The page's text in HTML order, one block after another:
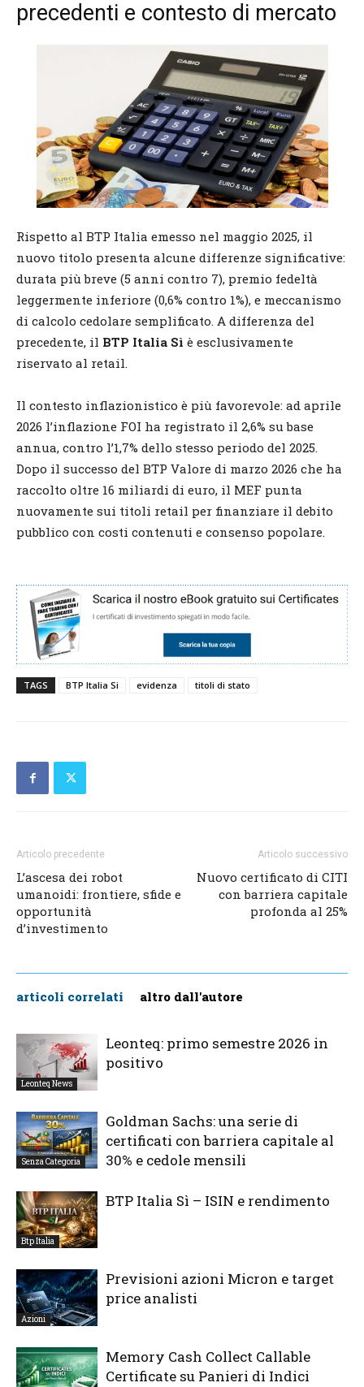
precedenti e contesto di mercato
Rispetto al BTP Italia emesso nel maggio 2025, il
nuovo titolo presenta alcune differenze significative:
durata più breve (5 anni contro 7), premio fedeltà
leggermente inferiore (0,6% contro 1%), e meccanismo
di calcolo cedolare semplificato. A differenza del
precedente, il BTP Italia Sì è esclusivamente
riservato al retail.
Il contesto inflazionistico è più favorevole: ad aprile
2026 l’inflazione FOI ha registrato il 2,6% su base
annua, contro l’1,7% dello stesso periodo del 2025.
Dopo il successo del BTP Valore di marzo 2026 che ha
raccolto oltre 16 miliardi di euro, il MEF punta
nuovamente sui titoli retail per finanziare il debito
pubblico con costi contenuti e consenso popolare.
TAGS BTP Italia Si evidenza titoli di stato
Articolo precedente
L’ascesa dei robot
umanoidi: frontiere, sfide e
opportunità
d’investimento
Articolo successivo
Nuovo certificato di CITI
con barriera capitale
profonda al 25%
articoli correlati altro dall'autore
Leonteq News
Leonteq: primo semestre 2026 in
positivo
Senza Categoria
Goldman Sachs: una serie di
certificati con barriera capitale al
30% e cedole mensili
Btp Italia
BTP Italia Sì – ISIN e rendimento
Azioni
Previsioni azioni Micron e target
price analisti
Memory Cash Collect Callable
Certificate su Panieri di Indici